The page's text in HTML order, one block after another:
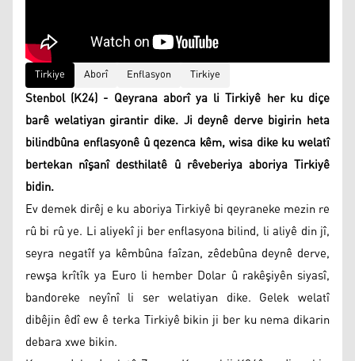
Tirkiye Aborî Enflasyon Tirkiye
Stenbol (K24) - Qeyrana aborî ya li Tirkiyê her ku diçe
barê welatiyan girantir dike. Ji deynê derve bigirin heta
bilindbûna enflasyonê û qezenca kêm, wisa dike ku welatî
bertekan nîşanî desthilatê û rêveberiya aboriya Tirkiyê
bidin.
Ev demek dirêj e ku aboriya Tirkiyê bi qeyraneke mezin re
rû bi rû ye. Li aliyekî ji ber enflasyona bilind, li aliyê din jî,
seyra negatîf ya kêmbûna faîzan, zêdebûna deynê derve,
rewşa krîtîk ya Euro li hember Dolar û rakêşiyên siyasî,
bandoreke neyînî li ser welatiyan dike. Gelek welatî
dibêjin êdî ew ê terka Tirkiyê bikin ji ber ku nema dikarin
debara xwe bikin.